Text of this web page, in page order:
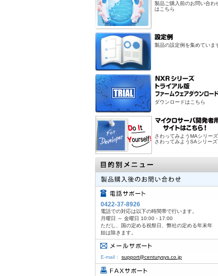
製品ご購入前のお問い合わ
はこちら
製品の設定例を集めていま
ダウンロードはこちら
さわってみようMAシリーズ
さわってみようSAシリーズ
0422-37-8926
電話での対応は以下の時間帯で行います。
月曜日 ～ 金曜日 10:00 - 17:00
ただし、国の定める祝祭日、弊社の定める年末年
始は除きます。
E-mail： support@centurysys.co.jp